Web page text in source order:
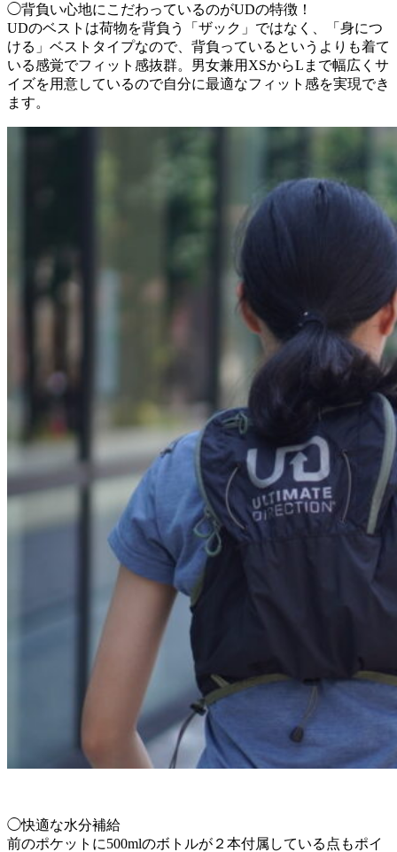
◯背負い心地にこだわっているのがUDの特徴！
UDのベストは荷物を背負う「ザック」ではなく、「身につ
ける」ベストタイプなので、背負っているというよりも着て
いる感覚でフィット感抜群。男女兼用XSからLまで幅広くサ
イズを用意しているので自分に最適なフィット感を実現でき
ます。
◯快適な水分補給
前のポケットに500mlのボトルが２本付属している点もポイ